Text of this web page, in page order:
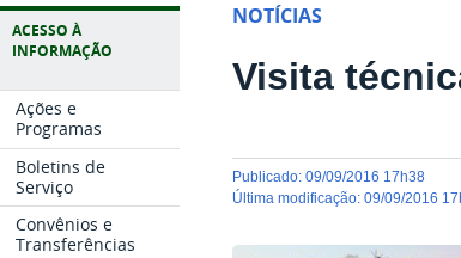
ACESSO À
INFORMAÇÃO
Ações e
Programas
Boletins de
Serviço
Convênios e
Transferências
NOTÍCIAS
Visita
publicado:09/09/2016 17h38
última modificação:09/09/2016